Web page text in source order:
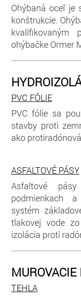
Ohýbaná oceľ je
konštrukcie.
kvalifikovaným
ohýbačke Ormer
PVC FÓLIE
PVC fólie sa
stavby proti
ako
ASFALTOVÉ PÁSY
Asfaltové
podmienkach
systém
tlakovej vode
izolácia proti
TEHLA